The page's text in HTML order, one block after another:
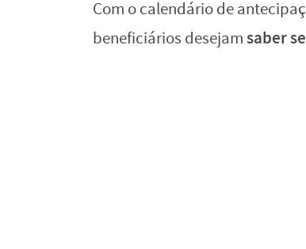
Com o calendário de
beneficiários desejamsaber